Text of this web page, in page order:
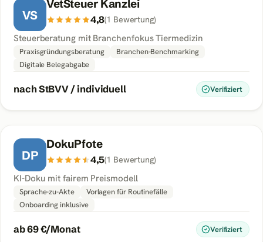
VS
VetSteuer Kanzlei
4,8(1 Bewertung)
Steuerberatung mit Branchenfokus Tiermedizin
Praxisgründungsberatung
Branchen-Benchmarking
Digitale Belegabgabe
nach StBVV / individuell Verifiziert
DP
DokuPfote
4,5(1 Bewertung)
KI-Doku mit fairem Preismodell
Sprache-zu-Akte
Vorlagen für Routinefälle
Onboarding inklusive
ab 69 €/Monat Verifiziert